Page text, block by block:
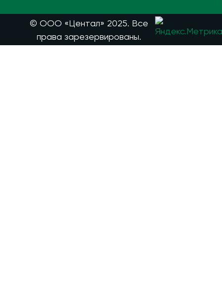
© ООО «Центал» 2025. Все
права зарезервированы.